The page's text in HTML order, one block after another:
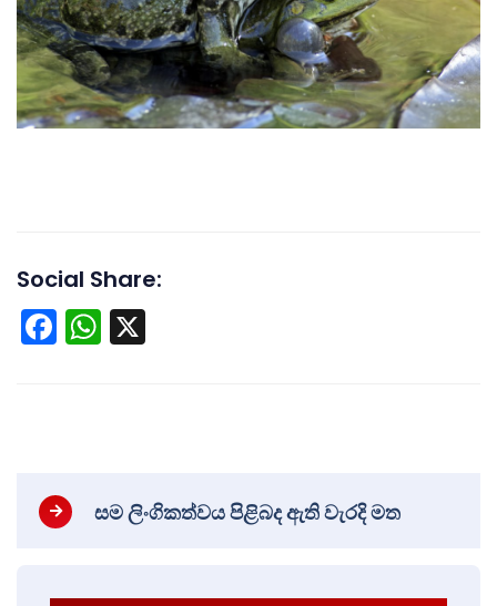
සම ලිංගිකත්වය පිළිබද ඇති වැරදි මත
Social Share:
Facebook
WhatsApp